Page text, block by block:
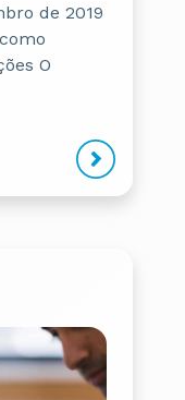
de 2019
O